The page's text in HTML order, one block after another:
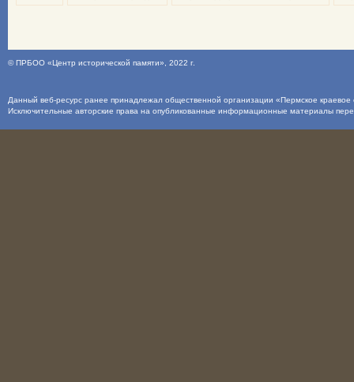
©ПРБОО «Центр исторической памяти» , 2022 г.
Данный веб-ресурс ранее принадлежал общественной организации «Пермское
Исключительные авторские права на опубликованные информационные материалы